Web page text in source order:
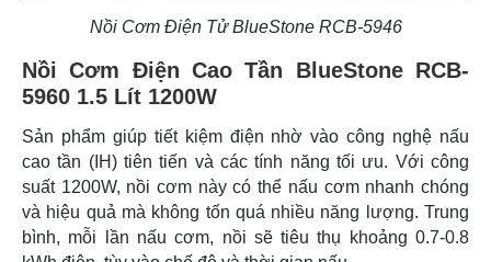
Nồi Cơm Điện Tử BlueStone RCB-5946
Nồi Cơm Điện Cao Tần BlueStone RCB-
5960 1.5 Lít 1200W
Sản phẩm giúp tiết kiệm điện nhờ vào công nghệ nấu
cao tần (IH) tiên tiến và các tính năng tối ưu. Với công
suất 1200W, nồi cơm này có thể nấu cơm nhanh chóng
và hiệu quả mà không tốn quá nhiều năng lượng. Trung
bình, mỗi lần nấu cơm, nồi sẽ tiêu thụ khoảng 0.7-0.8